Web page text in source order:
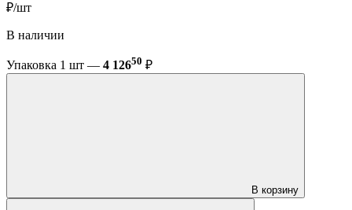
₽/шт
В наличии
Упаковка 1 шт — 4 12650 ₽
В корзину